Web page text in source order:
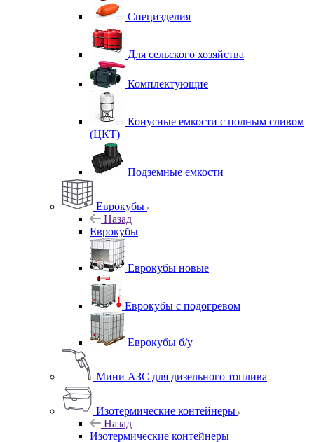
Специзделия
Для сельского хозяйства
Комплектующие
Конусные емкости с полным сливом
(ЦКТ)
Подземные емкости
Еврокубы
Назад
Еврокубы
Еврокубы новые
Еврокубы с подогревом
Еврокубы б/у
Мини АЗС для дизельного топлива
Изотермические контейнеры
Назад
Изотермические контейнеры